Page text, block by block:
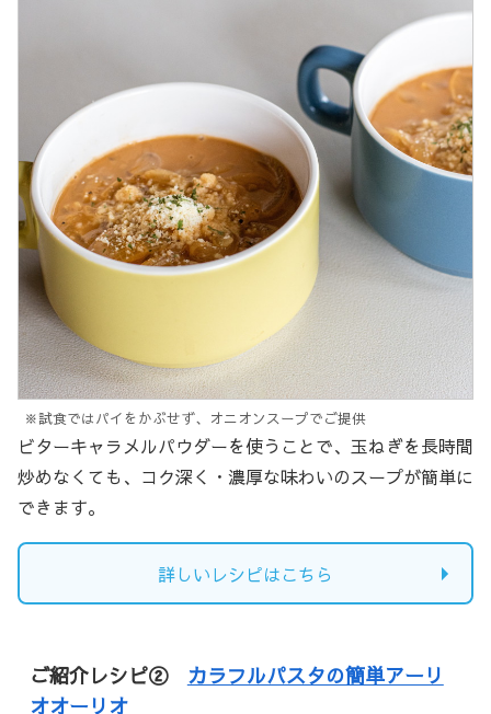
※試食ではパイをかぶせず、オニオンスープでご提供
ビターキャラメルパウダーを使うことで、玉ねぎを長時間
炒めなくても、コク深く・濃厚な味わいのスープが簡単に
できます。
詳しいレシピはこちら
ご紹介レシピ② カラフルパスタの簡単アーリ
オオーリオ